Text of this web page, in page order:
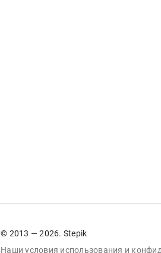
© 2013 — 2026. Stepik
Наши условия использования и